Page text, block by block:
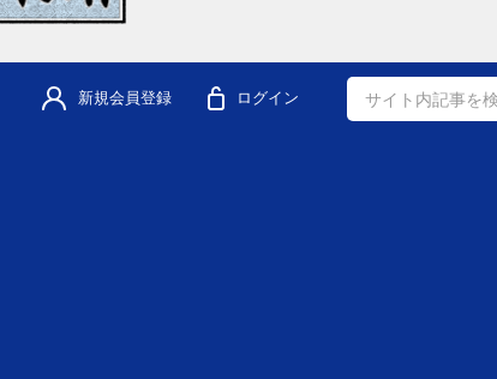
新規会員登録 ログイン